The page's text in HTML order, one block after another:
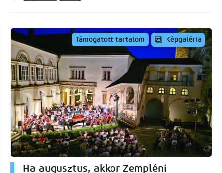
Támogatott tartalom Képgaléria
Ha augusztus, akkor Zempléni